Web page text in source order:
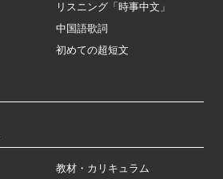
リスニング「時事中文」
中国語歌詞
初めての超短文
教材・カリキュラム